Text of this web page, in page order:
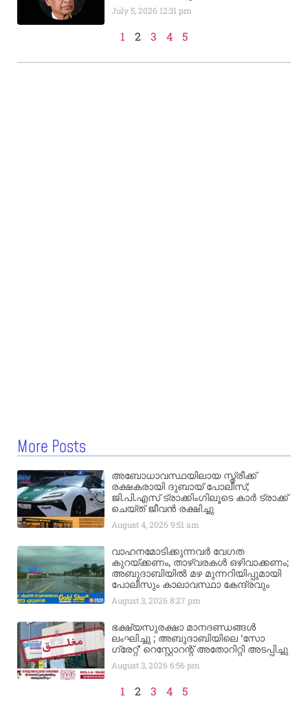
July 5, 2026 12:31 pm
1 2 3 4 5
More Posts
അബോധാവസ്ഥയിലായ സ്ത്രീക്ക്
രക്ഷകരായി ദുബായ് പോലീസ്;
ജി.പി.എസ് ട്രാക്കിംഗിലൂടെ കാർ ട്രാക്ക്
ചെയ്ത് ജീവൻ രക്ഷിച്ചു
August 4, 20269:51 am
വാഹനമോടിക്കുന്നവർ വേഗത
കുറയ്ക്കണം, താഴ്‌വരകൾ ഒഴിവാക്കണം;
അബുദാബിയിൽ മഴ മുന്നറിയിപ്പുമായി
പോലീസും കാലാവസ്ഥാ കേന്ദ്രവും
August 3, 20268:27 pm
ഭക്ഷ്യസുരക്ഷാ മാനദണ്ഡങ്ങൾ
ലംഘിച്ചു ; അബുദാബിയിലെ ‘സോ
ഗ്രേറ്റ്’ റെസ്റ്റോറന്റ് അതോറിറ്റി അടപ്പിച്ചു
August 3, 20266:56 pm
1 2 3 4 5